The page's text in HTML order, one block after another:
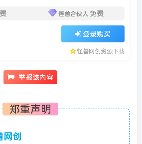
怪兽合伙人 免费
登录购买
怪兽网创资源下载
举报该内容
郑重声明
网创